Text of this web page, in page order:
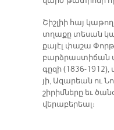
Շիշ­լիի հայ
տղա­քը տե­սան
քա­յէլ փա­շա
բարձ­րաս­տի­ճան
գը­զի (1836-
յի, Ա­զա­րեան ու
շի­րիմ­նե­րը եւ
վե­րա­բե­րեալ։